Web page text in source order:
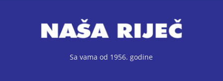
Sa vama od 1956. godine